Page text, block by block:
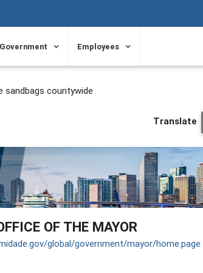
Employees
sandbags countywide
Translate
OF THE MAYOR
global/government/mayor/home.page